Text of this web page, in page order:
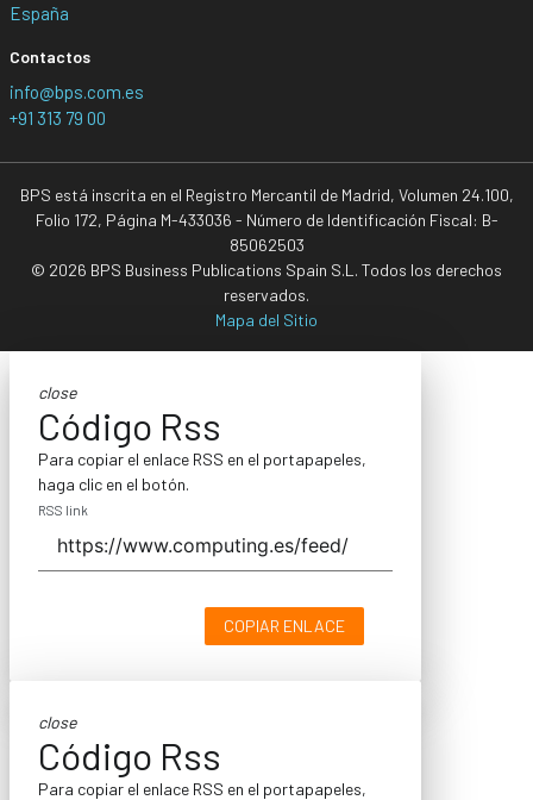
España
Contactos
info@bps.com.es
+91 313 79 00
BPS está inscrita en el Registro Mercantil de Madrid, Volumen 24.100,
Folio 172, Página M-433036 - Número de Identificación Fiscal: B-
85062503
© 2026 BPS Business Publications Spain S.L. Todos los derechos
reservados.
Mapa del Sitio
close
Código Rss
Para copiar el enlace RSS en el portapapeles,
haga clic en el botón.
RSS link
COPIAR ENLACE
close
Código Rss
Para copiar el enlace RSS en el portapapeles,